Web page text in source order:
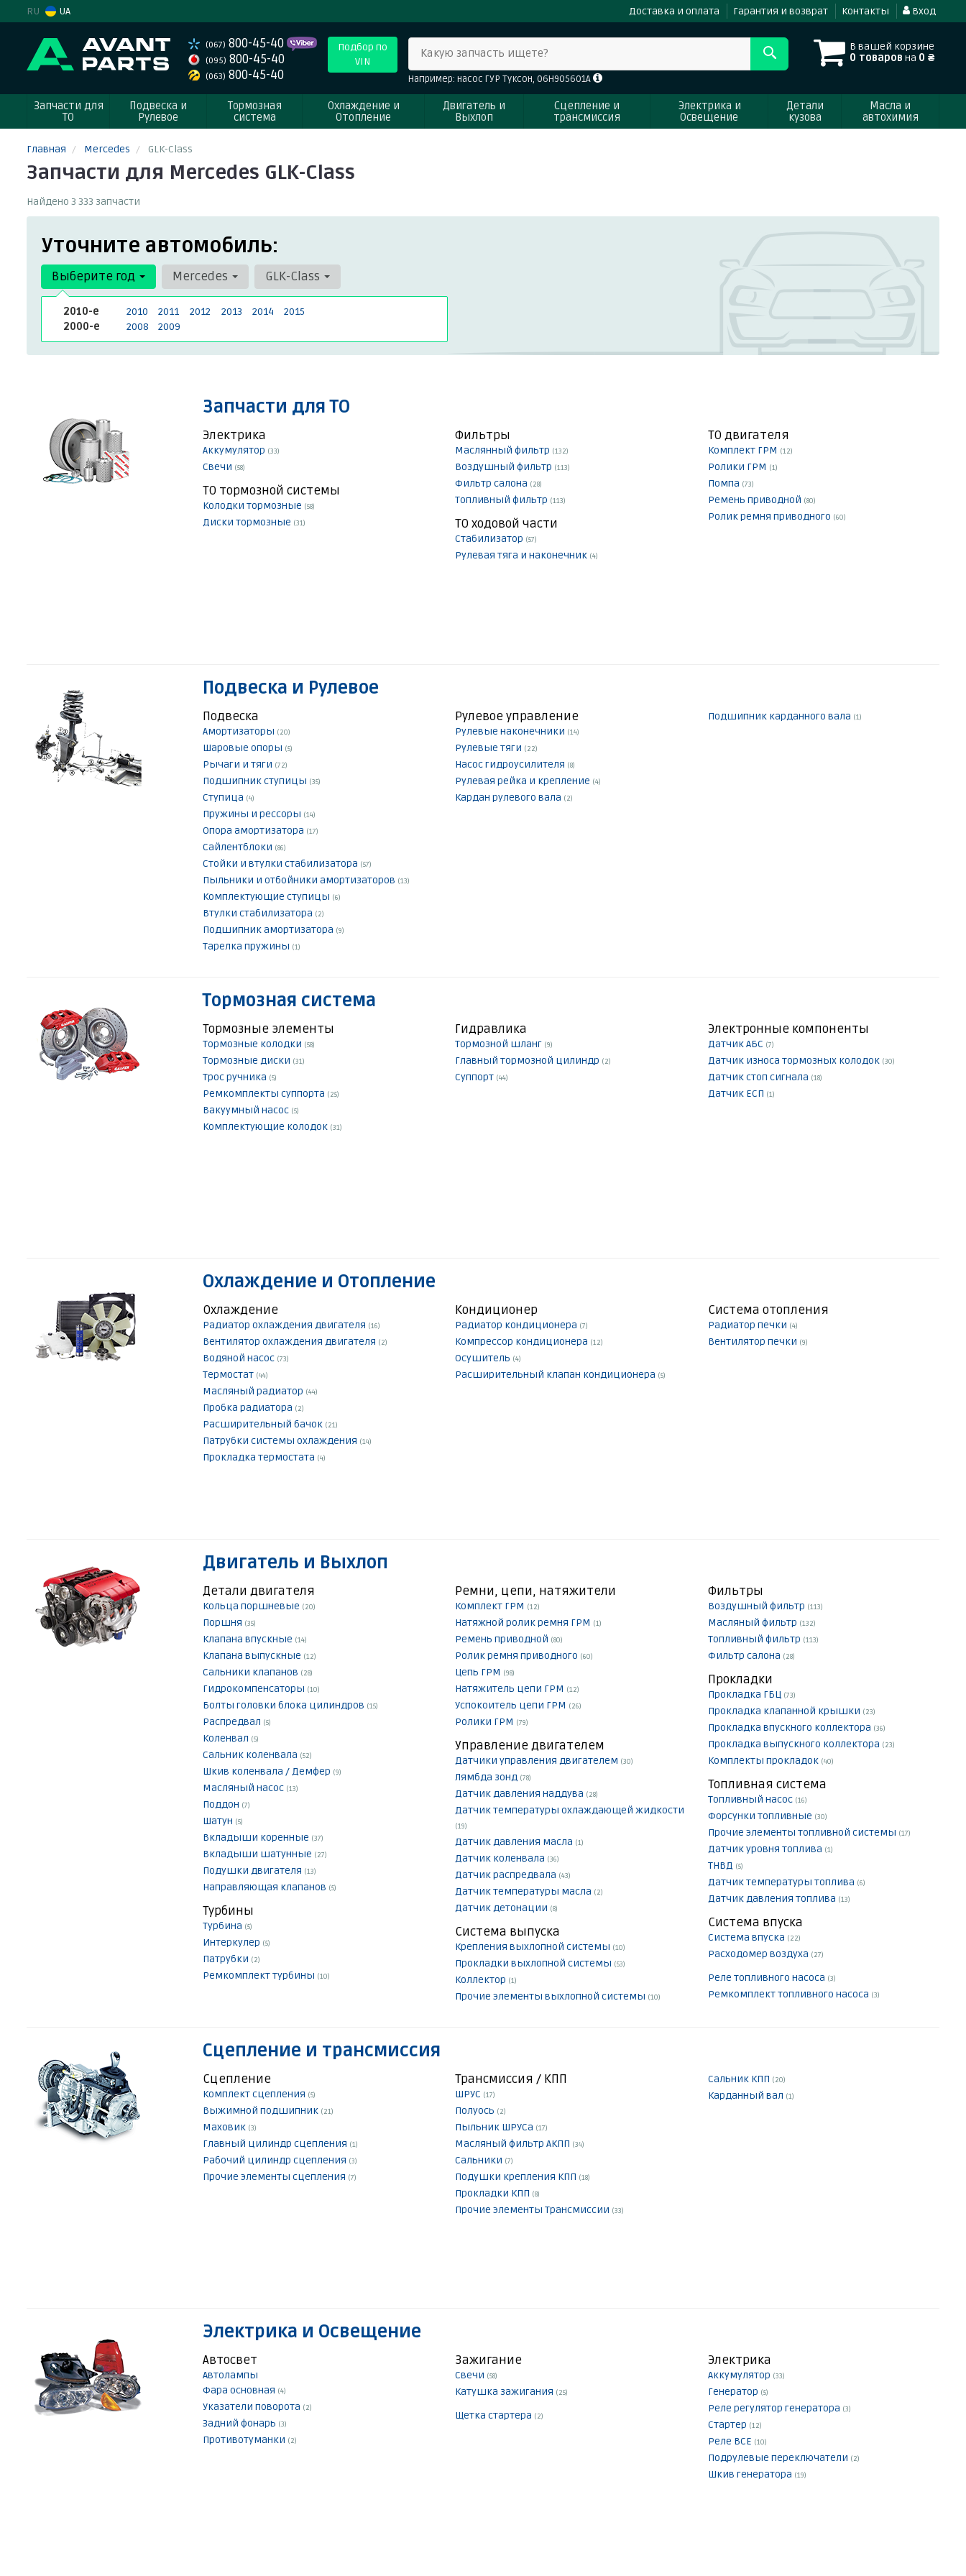
RU UA Доставка и оплата Гарантия и возврат Контакты Вход
(067) 800-45-40
(095) 800-45-40
(063) 800-45-40
Подбор по
VIN
В вашей корзине
0 товаров на 0 ₴
Какую запчасть ищете?
Например: насос ГУР Туксон, 06H905601A
Запчасти для
ТО
Подвеска и
Рулевое
Тормозная
система
Охлаждение и
Отопление
Двигатель и
Выхлоп
Сцепление и
трансмиссия
Электрика и
Освещение
Детали
кузова
Масла и
автохимия
Главная Mercedes GLK-Class
Запчасти для Mercedes GLK-Class
Найдено 3 333 запчасти
Уточните автомобиль:
Выберите год
2010-е 2010 2011 2012 2013 2014
2015
2000-е
2008 2009
Mercedes GLK-Class
Запчасти для ТО
Электрика
Аккумулятор (33)
Свечи (58)
Фильтры
Маслянный фильтр (132)
Воздушный фильтр (113)
Фильтр салона (28)
Топливный фильтр (113)
ТО двигателя
Комплект ГРМ (12)
Ролики ГРМ (1)
Помпа (73)
Ремень приводной (80)
Ролик ремня приводного (60)
ТО тормозной системы
Колодки тормозные (58)
Диски тормозные (31) ТО ходовой части
Стабилизатор (57)
Рулевая тяга и наконечник (4)
Подвеска и Рулевое
Подвеска
Амортизаторы (20)
Шаровые опоры (5)
Рычаги и тяги (72)
Подшипник ступицы (35)
Ступица (4)
Пружины и рессоры (14)
Опора амортизатора (17)
Сайлентблоки (86)
Стойки и втулки стабилизатора (57)
Пыльники и отбойники амортизаторов (13)
Комплектующие ступицы (6)
Втулки стабилизатора (2)
Подшипник амортизатора (9)
Тарелка пружины (1)
Рулевое управление
Рулевые наконечники (14)
Рулевые тяги (22)
Насос гидроусилителя (8)
Рулевая рейка и крепление (4)
Кардан рулевого вала (2)
Подшипник карданного вала (1)
Тормозная система
Тормозные элементы
Тормозные колодки (58)
Тормозные диски (31)
Трос ручника (5)
Ремкомплекты суппорта (25)
Вакуумный насос (5)
Комплектующие колодок (31)
Гидравлика
Тормозной шланг (9)
Главный тормозной цилиндр (2)
Суппорт (44)
Электронные компоненты
Датчик АБС (7)
Датчик износа тормозных колодок (30)
Датчик стоп сигнала (18)
Датчик ЕСП (1)
Охлаждение и Отопление
Охлаждение
Радиатор охлаждения двигателя (16)
Вентилятор охлаждения двигателя (2)
Водяной насос (73)
Термостат (44)
Масляный радиатор (44)
Пробка радиатора (2)
Расширительный бачок (21)
Патрубки системы охлаждения (14)
Прокладка термостата (4)
Кондиционер
Радиатор кондиционера (7)
Компрессор кондиционера (12)
Осушитель (4)
Расширительный клапан кондиционера (5)
Система отопления
Радиатор печки (4)
Вентилятор печки (9)
Двигатель и Выхлоп
Детали двигателя
Кольца поршневые (20)
Поршня (35)
Клапана впускные (14)
Клапана выпускные (12)
Сальники клапанов (28)
Гидрокомпенсаторы (10)
Болты головки блока цилиндров (15)
Распредвал (5)
Коленвал (5)
Сальник коленвала (52)
Шкив коленвала / Демфер (9)
Масляный насос (13)
Поддон (7)
Шатун (5)
Вкладыши коренные (37)
Вкладыши шатунные (27)
Подушки двигателя (13)
Направляющая клапанов (5)
Ремни, цепи, натяжители
Комплект ГРМ (12)
Натяжной ролик ремня ГРМ (1)
Ремень приводной (80)
Ролик ремня приводного (60)
Цепь ГРМ (98)
Натяжитель цепи ГРМ (12)
Успокоитель цепи ГРМ (26)
Ролики ГРМ (79)
Фильтры
Воздушный фильтр (113)
Масляный фильтр (132)
Топливный фильтр (113)
Фильтр салона (28)
Прокладки
Прокладка ГБЦ (73)
Прокладка клапанной крышки (23)
Прокладка впускного коллектора (36)
Прокладка выпускного коллектора (23)
Комплекты прокладок (40)
Управление двигателем
Датчики управления двигателем (30)
Лямбда зонд (78)
Датчик давления наддува (28)
Датчик температуры охлаждающей жидкости
(19)
Датчик давления масла (1)
Датчик коленвала (36)
Датчик распредвала (43)
Датчик температуры масла (2)
Датчик детонации (8)
Топливная система
Топливный насос (16)
Форсунки топливные (30)
Прочие элементы топливной системы (17)
Датчик уровня топлива (1)
ТНВД (5)
Датчик температуры топлива (6)
Датчик давления топлива (13)
Турбины
Турбина (5)
Интеркулер (5)
Патрубки (2)
Ремкомплект турбины (10)
Система впуска
Система впуска (22)
Расходомер воздуха (27)
Система выпуска
Крепления выхлопной системы (10)
Прокладки выхлопной системы (53)
Коллектор (1)
Прочие элементы выхлопной системы (10)
Реле топливного насоса (3)
Ремкомплект топливного насоса (3)
Сцепление и трансмиссия
Сцепление
Комплект сцепления (5)
Выжимной подшипник (21)
Маховик (3)
Главный цилиндр сцепления (1)
Рабочий цилиндр сцепления (3)
Прочие элементы сцепления (7)
Трансмиссия / КПП
ШРУС (17)
Полуось (2)
Пыльник ШРУСа (17)
Масляный фильтр АКПП (34)
Сальники (7)
Подушки крепления КПП (18)
Прокладки КПП (8)
Прочие элементы Трансмиссии (33)
Сальник КПП (20)
Карданный вал (1)
Электрика и Освещение
Автосвет
Автолампы
Фара основная (4)
Указатели поворота (2)
Задний фонарь (3)
Противотуманки (2)
Зажигание
Свечи (58)
Катушка зажигания (25)
Электрика
Аккумулятор (33)
Генератор (5)
Реле регулятор генератора (3)
Стартер (12)
Реле ВСЕ (10)
Подрулевые переключатели (2)
Шкив генератора (19)
Щетка стартера (2)